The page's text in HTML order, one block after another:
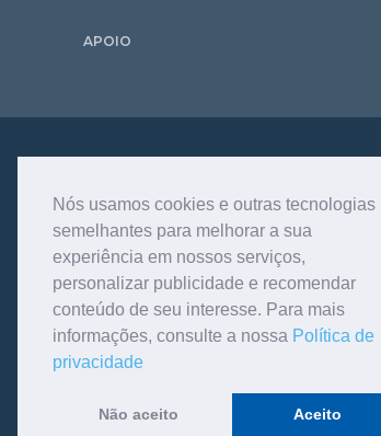
Nós usamos cookies e outras tecnologias
semelhantes para melhorar a sua
experiência em nossos serviços,
personalizar publicidade e recomendar
conteúdo de seu interesse. Para mais
informações, consulte a nossa Política de
privacidade
Não aceito Aceito
APOIO
AV. DR. DANTE PAZZANESE, 120 - VILA